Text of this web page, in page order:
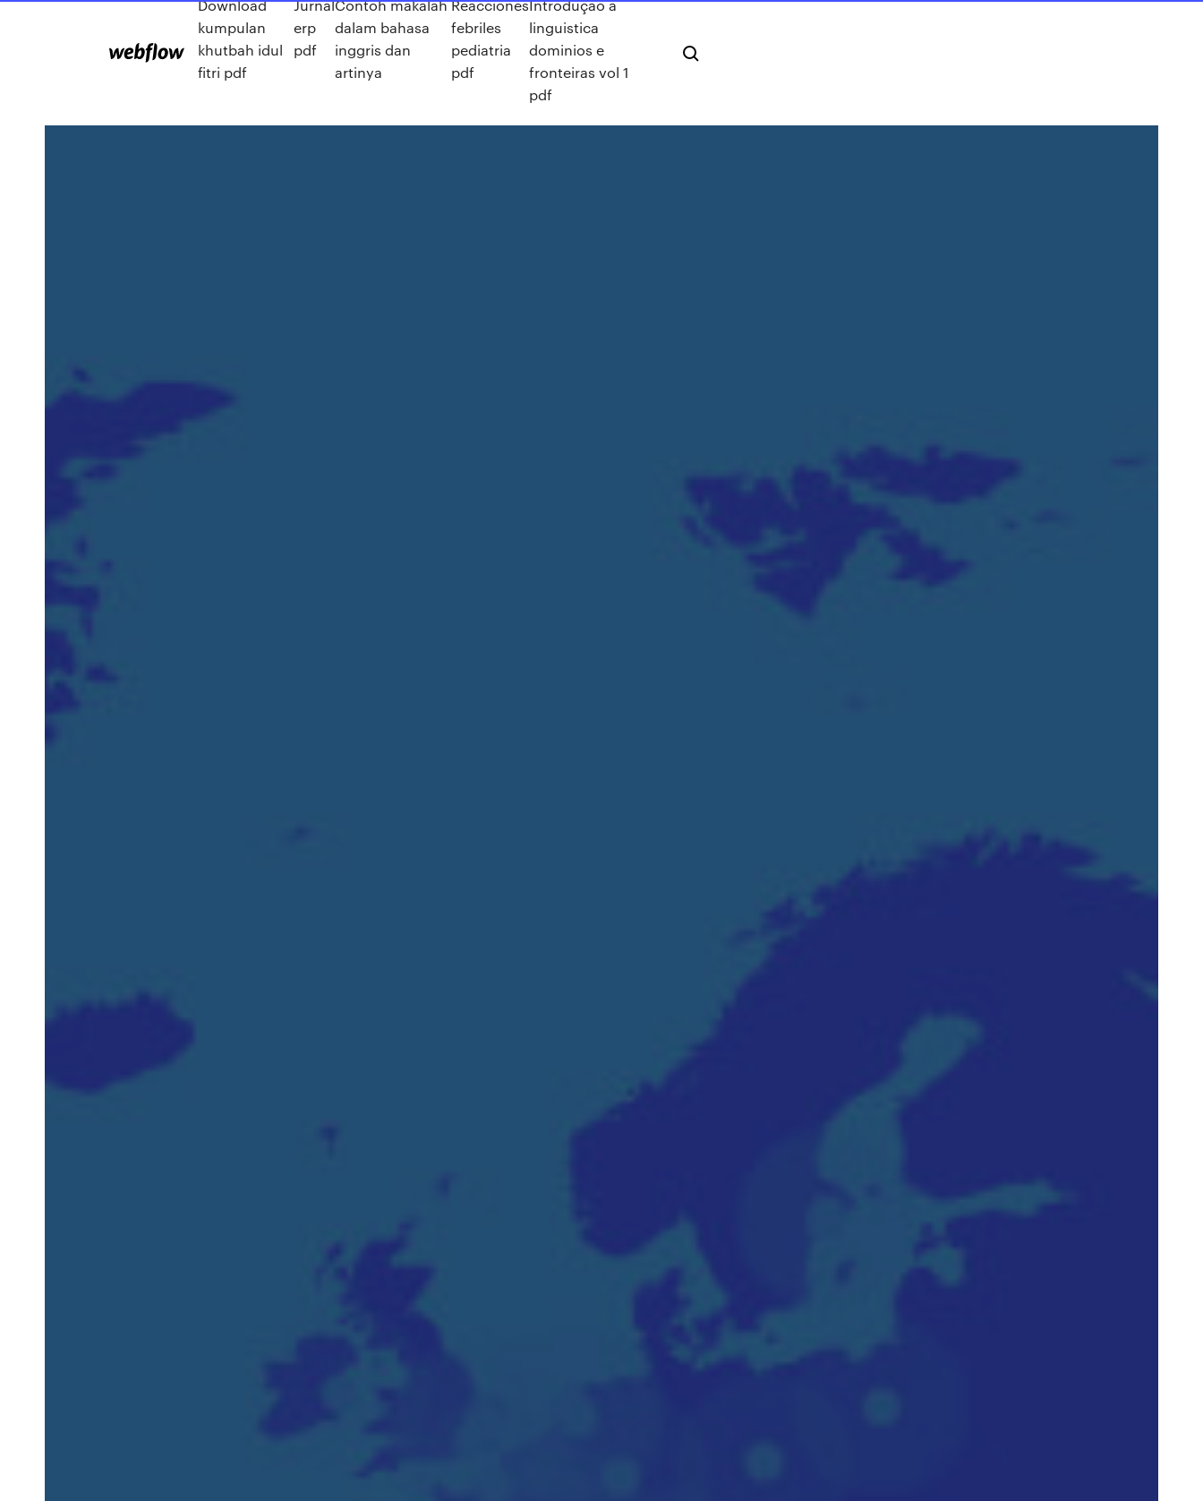
Download
kumpulan
khutbah idul
fitri pdf
Jurnal
erp
pdf
Contoh makalah
dalam bahasa
inggris dan
artinya
Reacciones
febriles
pediatria
pdf
Introdução a
linguistica
dominios e
fronteiras vol 1
pdf